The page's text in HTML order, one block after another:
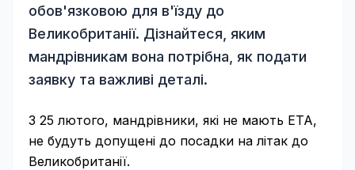
обов'язковою для в'їзду до
Великобританії. Дізнайтеся, яким
мандрівникам вона потрібна, як подати
заявку та важливі деталі.
З 25 лютого, мандрівники, які не мають ETA,
не будуть допущені до посадки на літак до
Великобританії.